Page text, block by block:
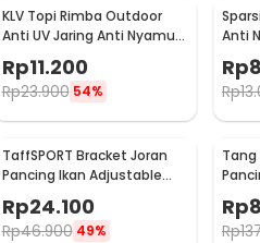
KLV Topi Rimba Outdoor
Anti UV Jaring Anti Nyamuk
Rp11.200
Rp23.900 54%
Anti
Rp
Rp
TaffSPORT Bracket Joran
Pancing Ikan Adjustable
Rp24.100
Rp46.900 49%
Rp
Rp